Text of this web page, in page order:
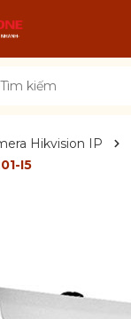
Hikvision IP
I5